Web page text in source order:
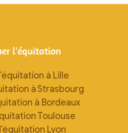
l'équitation
à Lille
à Strasbourg
à Bordeaux
Toulouse
Lyon